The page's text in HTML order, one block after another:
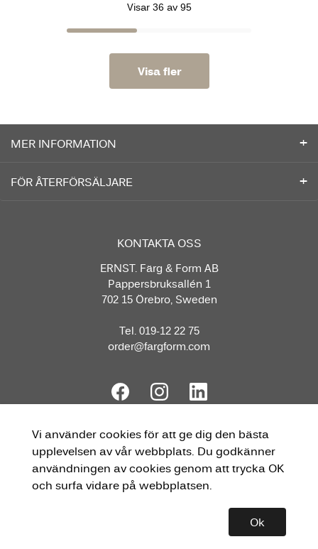
Visar 36 av 95
Visa fler
MER INFORMATION
FÖR ÅTERFÖRSÄLJARE
KONTAKTA OSS
ERNST. Färg & Form AB
Pappersbruksallén 1
702 15 Örebro, Sweden
Tel. 019-12 22 75
order@fargform.com
Vi använder cookies för att ge dig den bästa
upplevelsen av vår webbplats. Du godkänner
användningen av cookies genom att trycka OK
och surfa vidare på webbplatsen.
Ok